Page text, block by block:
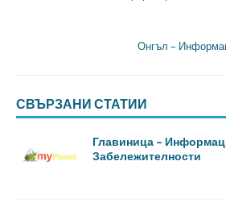
Онгъл –
СВЪРЗАНИ СТАТИИ
Главиница –
Забележителности